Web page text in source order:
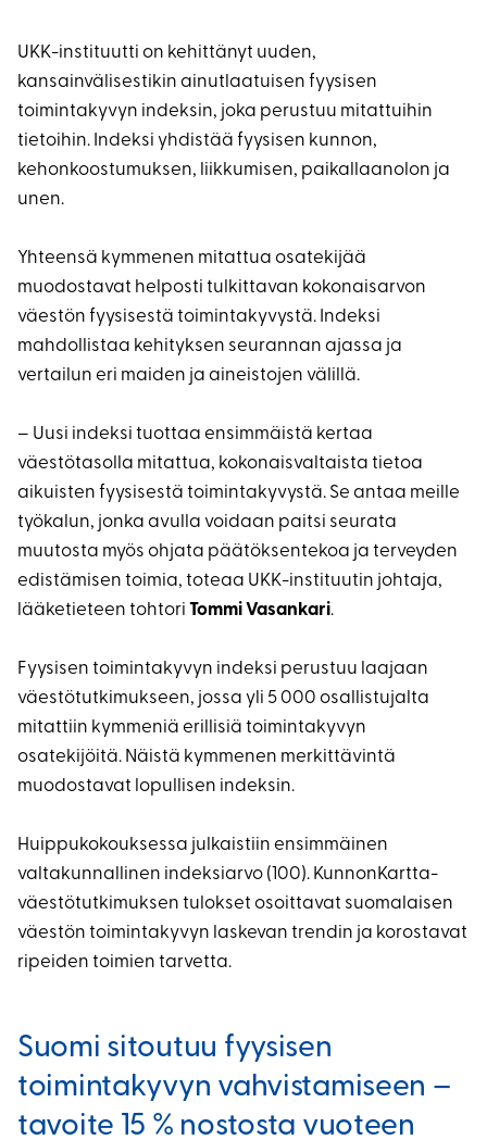
UKK-instituutti on kehittänyt uuden,
kansainvälisestikin ainutlaatuisen fyysisen
toimintakyvyn indeksin, joka perustuu mitattuihin
tietoihin. Indeksi yhdistää fyysisen kunnon,
kehonkoostumuksen, liikkumisen, paikallaanolon ja
unen.
Yhteensä kymmenen mitattua osatekijää
muodostavat helposti tulkittavan kokonaisarvon
väestön fyysisestä toimintakyvystä. Indeksi
mahdollistaa kehityksen seurannan ajassa ja
vertailun eri maiden ja aineistojen välillä.
– Uusi indeksi tuottaa ensimmäistä kertaa
väestötasolla mitattua, kokonaisvaltaista tietoa
aikuisten fyysisestä toimintakyvystä. Se antaa meille
työkalun, jonka avulla voidaan paitsi seurata
muutosta myös ohjata päätöksentekoa ja terveyden
edistämisen toimia, toteaa UKK-instituutin johtaja,
lääketieteen tohtori Tommi Vasankari.
Fyysisen toimintakyvyn indeksi perustuu laajaan
väestötutkimukseen, jossa yli 5 000 osallistujalta
mitattiin kymmeniä erillisiä toimintakyvyn
osatekijöitä. Näistä kymmenen merkittävintä
muodostavat lopullisen indeksin.
Huippukokouksessa julkaistiin ensimmäinen
valtakunnallinen indeksiarvo (100). KunnonKartta-
väestötutkimuksen tulokset osoittavat suomalaisen
väestön toimintakyvyn laskevan trendin ja korostavat
ripeiden toimien tarvetta.
Suomi sitoutuu fyysisen
toimintakyvyn vahvistamiseen –
tavoite 15 % nostosta vuoteen